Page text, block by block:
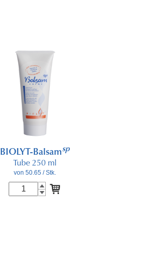
BIOLYT-Balsamsp
Tube 250 ml
von 50.65 / Stk.